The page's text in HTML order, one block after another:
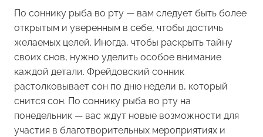
По соннику рыба во рту — вам следует быть более
открытым и уверенным в себе, чтобы достичь
желаемых целей. Иногда, чтобы раскрыть тайну
своих снов, нужно уделить особое внимание
каждой детали. Фрейдовский сонник
растолковывает сон по дню недели в, который
снится сон. По соннику рыба во рту на
понедельник — вас ждут новые возможности для
участия в благотворительных мероприятиях и